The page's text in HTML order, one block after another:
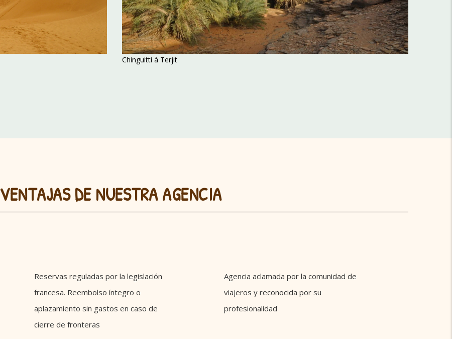
Chinguitti à Terjit
VENTAJAS DE NUESTRA AGENCIA
Reservas reguladas por la legislación
francesa. Reembolso íntegro o
aplazamiento sin gastos en caso de
cierre de fronteras
Agencia aclamada por la comunidad de
viajeros y reconocida por su
profesionalidad